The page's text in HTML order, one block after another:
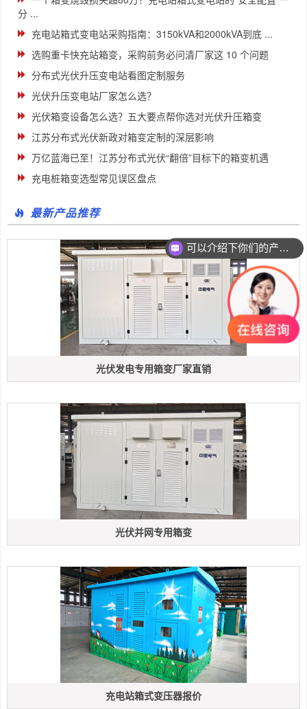
分 ...
充电站箱式变电站采购指南：3150kVA和2000kVA到底 ...
选购重卡快充站箱变，采购前务必问清厂家这 10 个问题
分布式光伏升压变电站看图定制服务
光伏升压变电站厂家怎么选？
光伏箱变设备怎么选？五大要点帮你选对光伏升压箱变
江苏分布式光伏新政对箱变定制的深层影响
万亿蓝海已至！江苏分布式光伏“翻倍”目标下的箱变机遇
充电桩箱变选型常见误区盘点
最新产品推荐
光伏发电专用箱变厂家直销
光伏并网专用箱变
充电站箱式变压器报价
可以介绍下你们的产品么